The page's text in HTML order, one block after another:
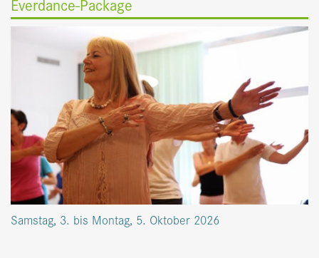
Samstag, 3. bis Montag, 5. Oktober 2026